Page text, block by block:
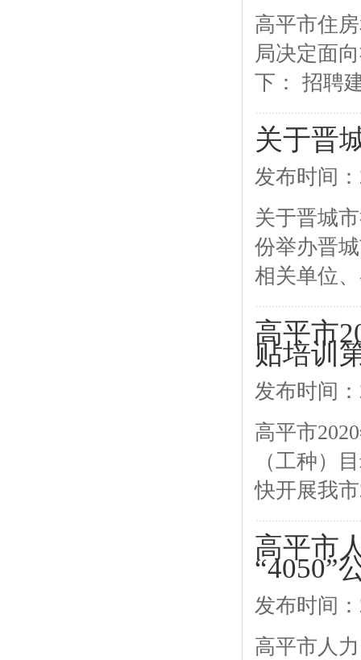
高平市住
局决定面
下： 招聘
关于晋
发布时间
关于晋城
份举办晋
相关单位
高平市
贴培训
发布时间
高平市
（工种）
快开展我
高平市
“4050”
发布时间
高平市人